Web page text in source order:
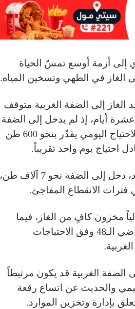
إلى أزمة أوسع تمسّ الحياة
الغاز في الطهي وتسخين المياه.
إلى الضفة الغربية متوقف
أيام، إذ لم يدخل إلى الضفة
خلال هذه الفترة سوى نحو 600 طن فقط، في حين أن الاحتياج اليومي يقدّر بنحو 600 طن
احتياج يوم واحد تقريباً.
وتشير النقابة، إلى أنه قبيل هذا التراجع الحاد في التوريد، دخل إلى الضفة نحو 7 آلاف طن،
فترات الانقطاع المفاجئ.
مخزون كافٍ من الغاز، فيما
تقوم محطات التعبئة بإعطاء أولوية في التوزيع داخل أراضي الـ48 وفق الاحتياجات
الضفة الغربية قد يكون مرتبطاً
والحديث عن اتساع رقعة
بإدارة وتخزين الموارد.